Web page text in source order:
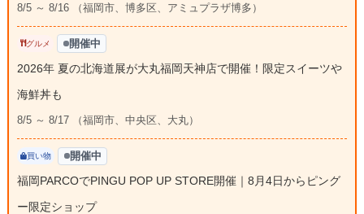
8/5 ～ 8/16 （福岡市、博多区、アミュプラザ博多）
グルメ 開催中
2026年 夏の北海道展が大丸福岡天神店で開催！限定スイーツや
海鮮丼も
8/5 ～ 8/17 （福岡市、中央区、大丸）
買い物 開催中
福岡PARCOでPINGU POP UP STORE開催｜8月4日からピング
ー限定ショップ